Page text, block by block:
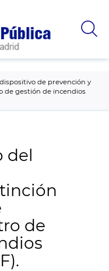
de prevención y
de gestión de incendios
del
de